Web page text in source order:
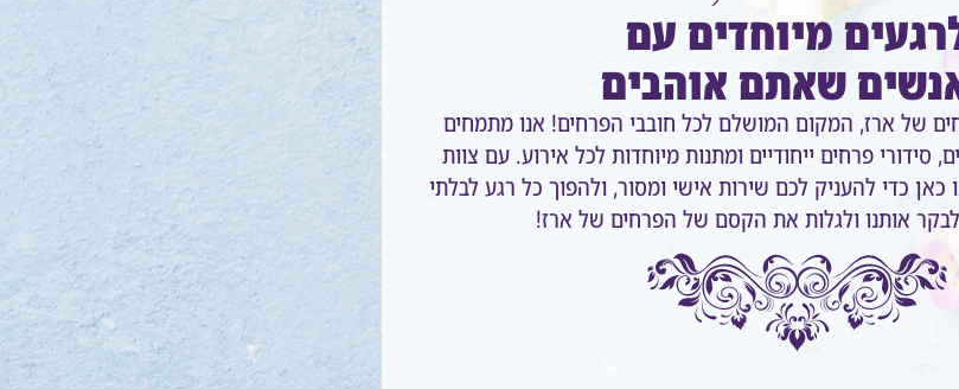
מיוחדים עם
שאתם אוהבים
של ארז, המקום המושלם לכל חובבי הפרחים! אנו מתמחים
סידורי פרחים ייחודיים ומתנות מיוחדות לכל אירוע. עם צוות
כאן כדי להעניק לכם שירות אישי ומסור, ולהפוך כל רגע לבלתי
אותנו ולגלות את הקסם של הפרחים של ארז!